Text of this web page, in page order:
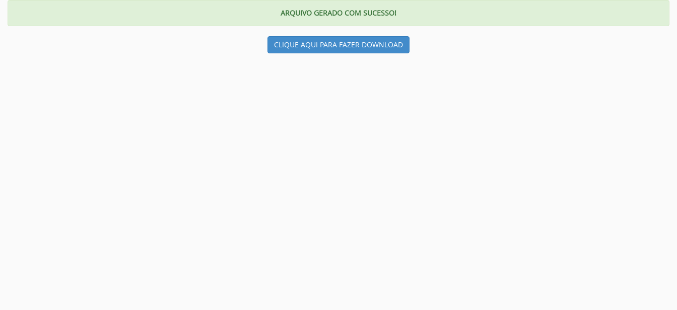
ARQUIVO GERADO COM SUCESSO!
CLIQUE AQUI PARA FAZER DOWNLOAD